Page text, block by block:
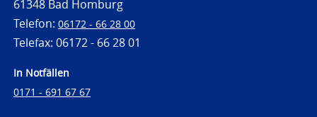
61348 Bad Homburg
Telefon: 06172 - 66 28 00
Telefax: 06172 - 66 28 01
In Notfällen
0171 - 691 67 67